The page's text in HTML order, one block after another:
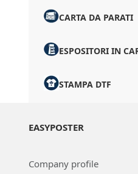
CARTA DA PARATI
ESPOSITORI IN
STAMPA DTF
EASYPOSTER
Company profile